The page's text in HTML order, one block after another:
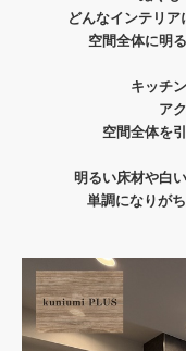
どんなインテリア
空間全体に明
キッチ
ア
空間全体を
明るい床材や白
単調になりが